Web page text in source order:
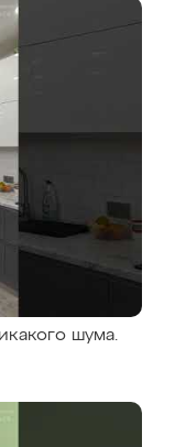
шума.